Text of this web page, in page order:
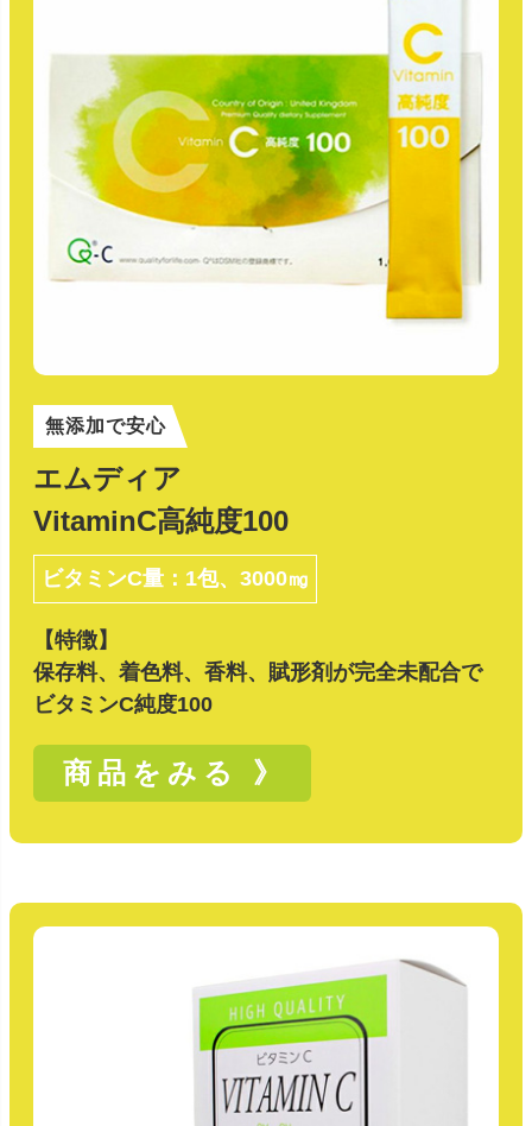
無添加で安心
エムディア
VitaminC高純度100
ビタミンC量：1包、3000㎎
【特徴】
保存料、着色料、香料、賦形剤が完全未配合で
ビタミンC純度100
商品をみる 》